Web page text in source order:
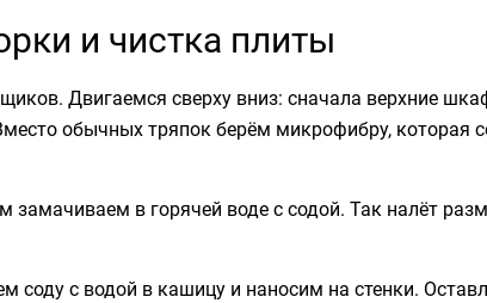
и чистка плиты
Двигаемся сверху вниз: сначала верхние
обычных тряпок берём микрофибру, которая
замачиваем в горячей воде с содой. Так налёт
соду с водой в кашицу и наносим на стенки.